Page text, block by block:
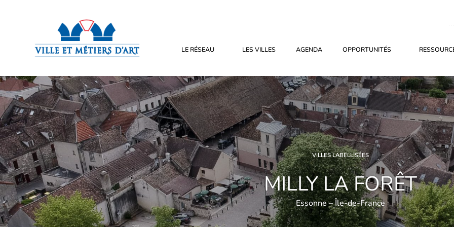
LE RÉSEAU LES VILLES AGENDA OPPORTUNITÉS
VILLES LABELLISÉES
MILLY LA FORÊT
Essonne – Île-de-France